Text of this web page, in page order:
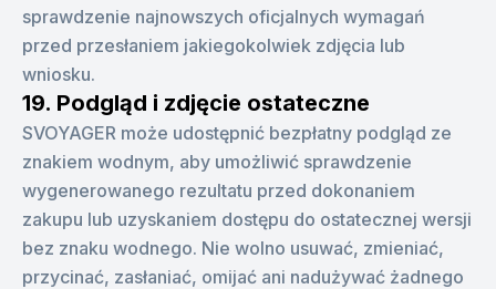
sprawdzenie najnowszych oficjalnych wymagań
przed przesłaniem jakiegokolwiek zdjęcia lub
wniosku.
19. Podgląd i zdjęcie ostateczne
SVOYAGER może udostępnić bezpłatny podgląd ze
znakiem wodnym, aby umożliwić sprawdzenie
wygenerowanego rezultatu przed dokonaniem
zakupu lub uzyskaniem dostępu do ostatecznej wersji
bez znaku wodnego. Nie wolno usuwać, zmieniać,
przycinać, zasłaniać, omijać ani nadużywać żadnego